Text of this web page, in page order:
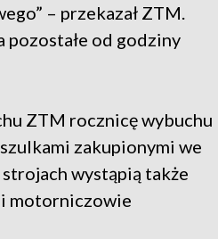
– przekazał ZTM.
pozostałe od godziny
ZTM rocznicę wybuchu
zakupionymi we
wystąpią także
motorniczowie